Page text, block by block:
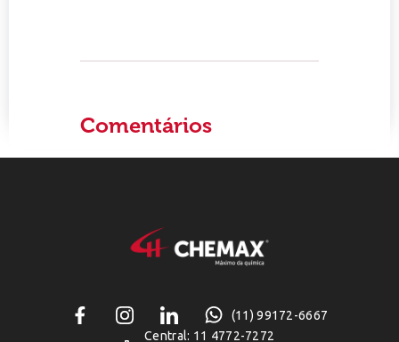
Comentários
(11) 99172-6667
Central: 11 4772-7272